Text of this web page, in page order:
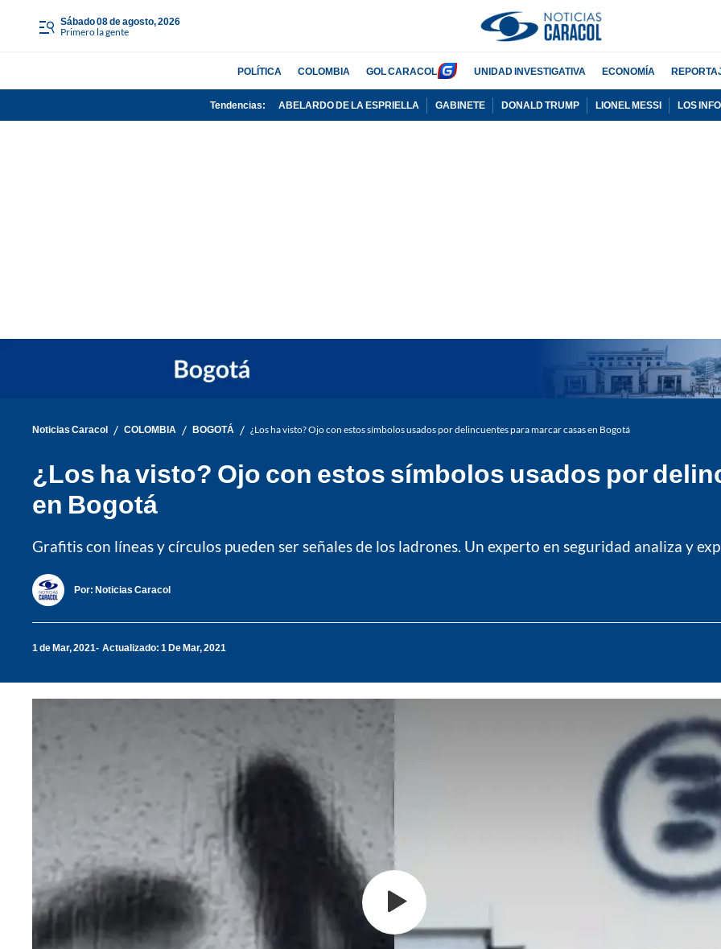
sábado 08 de agosto, 2026
Primero la gente
POLÍTICA COLOMBIA GOL CARACOL UNIDAD INVESTIGATIVA ECONOMÍA
Tendencias: ABELARDO DE LA ESPRIELLA GABINETE DONALD TRUMP LIONEL MESSI LOS
Noticias Caracol / COLOMBIA / BOGOTÁ / ¿Los ha visto? Ojo con estos símbolos usados por delincuentes para marcar casas en Bogotá
¿Los ha visto? Ojo con estos símbolos usados por
en Bogotá
Grafitis con líneas y círculos pueden ser señales de los ladrones. Un experto en seguridad analiza y
Por: Noticias Caracol
1 de Mar, 2021 Actualizado: 1 De Mar, 2021